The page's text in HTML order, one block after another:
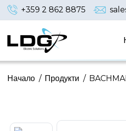
+359 2 862 8875
/
Начало /
Продукти